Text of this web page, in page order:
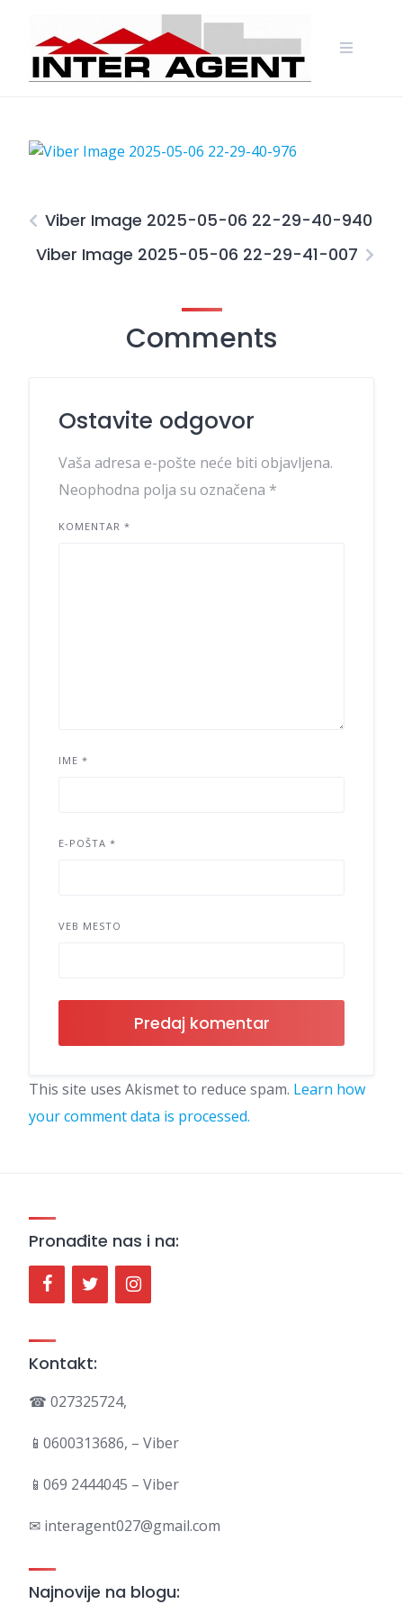
content
Viber Image 2025-05-06 22-29-40-940
Viber Image 2025-05-06 22-29-41-007
Comments
Ostavite odgovor
Vaša adresa e-pošte neće biti objavljena.
Neophodna polja su označena *
KOMENTAR *
IME *
E-POŠTA *
VEB MESTO
This site uses Akismet to reduce spam. Learn how
your comment data is processed.
Pronađite nas i na:
Kontakt:
☎ 027325724,
📱0600313686, – Viber
📱069 2444045 – Viber
✉ interagent027@gmail.com
Najnovije na blogu: